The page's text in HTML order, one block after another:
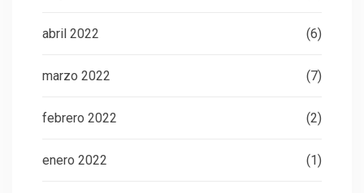
abril 2022 (6)
marzo 2022 (7)
febrero 2022 (2)
enero 2022 (1)